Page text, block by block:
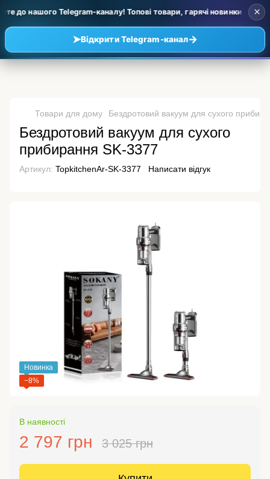
до нашого Telegram-каналу! Топові товари, гарячі новинки та
➤Відкрити Telegram-канал→
×
Товари для дому Бездротовий вакуум для сухого
Бездротовий вакуум для сухого
прибирання SK-3377
Артикул: TopkitchenAr-SK-3377 Написати відгук
Новинка
−8%
В наявності
2 797 грн 3 025 грн